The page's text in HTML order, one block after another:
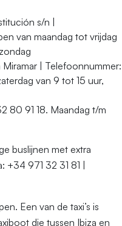
s/n |
van maandag tot vrijdag
| Telefoonnummer:
van 9 tot 15 uur,
80 91 18. Maandag t/m
buslijnen met extra
+34 971 32 31 81 |
Een van de taxi’s is
die tussen Ibiza en